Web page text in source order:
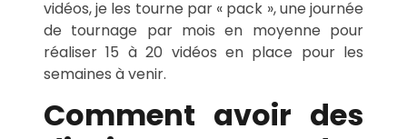
vidéos, je les tourne par « pack », une journée
de tournage par mois en moyenne pour
réaliser 15 à 20 vidéos en place pour les
semaines à venir.
Comment avoir des